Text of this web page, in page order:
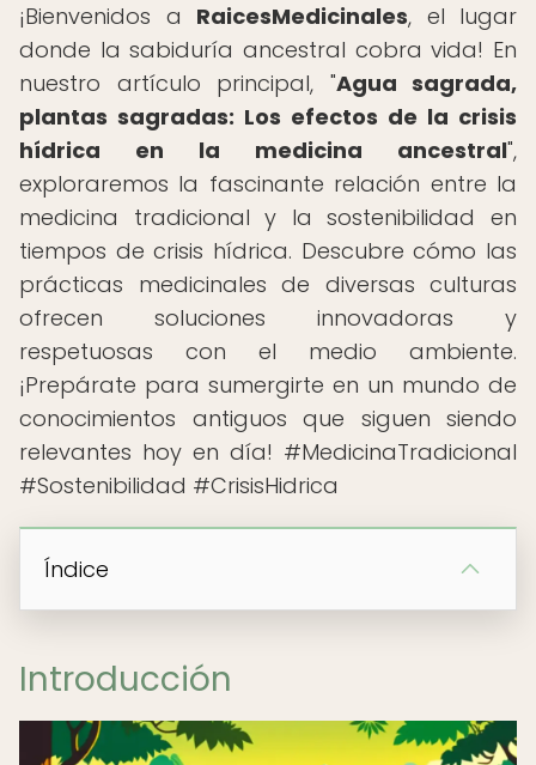
¡Bienvenidos a RaicesMedicinales, el lugar
donde la sabiduría ancestral cobra vida! En
nuestro artículo principal, "Agua sagrada,
plantas sagradas: Los efectos de la crisis
hídrica en la medicina ancestral",
exploraremos la fascinante relación entre la
medicina tradicional y la sostenibilidad en
tiempos de crisis hídrica. Descubre cómo las
prácticas medicinales de diversas culturas
ofrecen soluciones innovadoras y
respetuosas con el medio ambiente.
¡Prepárate para sumergirte en un mundo de
conocimientos antiguos que siguen siendo
relevantes hoy en día! #MedicinaTradicional
#Sostenibilidad #CrisisHidrica
Índice
Introducción